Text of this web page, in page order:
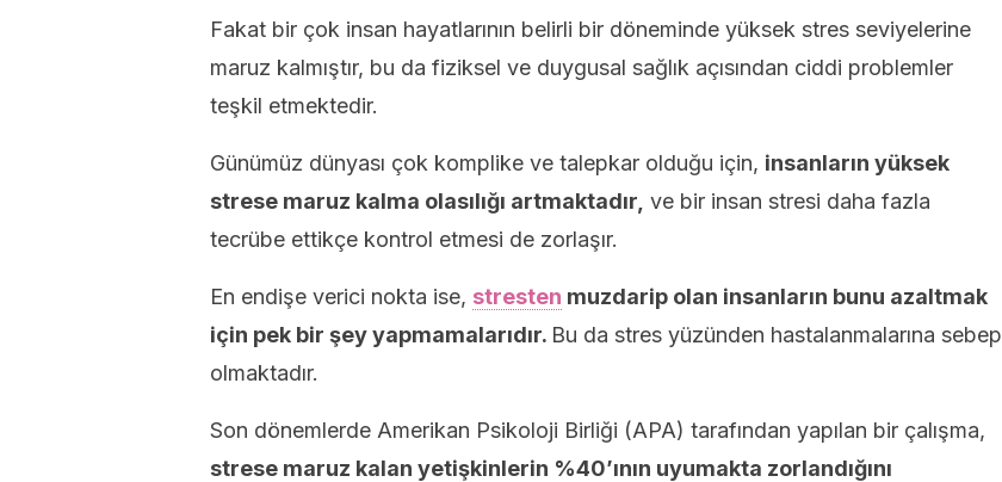
Fakat bir çok insan hayatlarının belirli bir döneminde yüksek stres seviyelerine
maruz kalmıştır, bu da fiziksel ve duygusal sağlık açısından ciddi problemler
teşkil etmektedir.
Günümüz dünyası çok komplike ve talepkar olduğu için, insanların yüksek
strese maruz kalma olasılığı artmaktadır, ve bir insan stresi daha fazla
tecrübe ettikçe kontrol etmesi de zorlaşır.
En endişe verici nokta ise, stresten muzdarip olan insanların bunu azaltmak
için pek bir şey yapmamalarıdır. Bu da stres yüzünden hastalanmalarına sebep
olmaktadır.
Son dönemlerde Amerikan Psikoloji Birliği (APA) tarafından yapılan bir çalışma,
strese maruz kalan yetişkinlerin %40’ının uyumakta zorlandığını